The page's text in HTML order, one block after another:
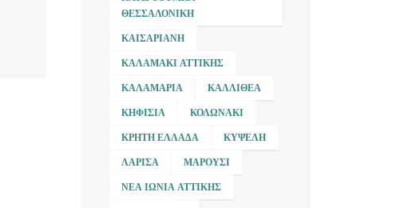
ΘΕΣΣΑΛΟΝΊΚΗ
ΚΑΙΣΑΡΙΑΝΉ
ΚΑΛΑΜΆΚΙ ΑΤΤΙΚΉΣ
ΚΑΛΑΜΑΡΙΆ ΚΑΛΛΙΘΈΑ
ΚΗΦΙΣΙΆ ΚΟΛΩΝΆΚΙ
ΚΡΉΤΗ ΕΛΛΆΔΑ ΚΥΨΈΛΗ
ΛΆΡΙΣΑ ΜΑΡΟΎΣΙ
ΝΈΑ ΙΩΝΊΑ ΑΤΤΙΚΉΣ